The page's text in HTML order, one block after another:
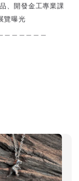
、開發金工專業課
覽曝光